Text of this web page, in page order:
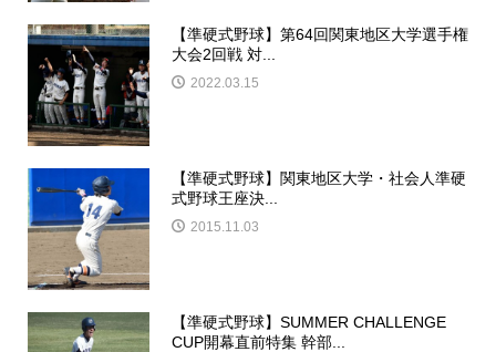
【準硬式野球】第64回関東地区大学選手権
大会2回戦 対...
2022.03.15
【準硬式野球】関東地区大学・社会人準硬
式野球王座決...
2015.11.03
【準硬式野球】SUMMER CHALLENGE
CUP開幕直前特集 幹部...